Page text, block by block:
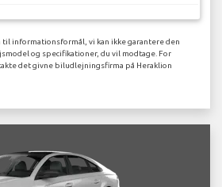
informationsformål, vi kan ikke garantere den
og specifikationer, du vil modtage. For
det givne biludlejningsfirma på Heraklion